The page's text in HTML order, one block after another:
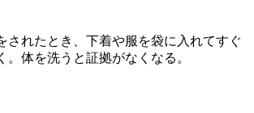
されたとき、下着や服を袋に入れてすぐ
。体を洗うと証拠がなくなる。